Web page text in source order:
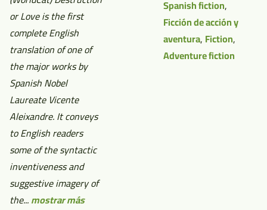
or Love is the first
complete English
translation of one of
the major works by
Spanish Nobel
Laureate Vicente
Aleixandre. It conveys
to English readers
some of the syntactic
inventiveness and
suggestive imagery of
the...mostrar más
Spanish fiction,
Ficción de acción y
aventura, Fiction,
Adventure fiction